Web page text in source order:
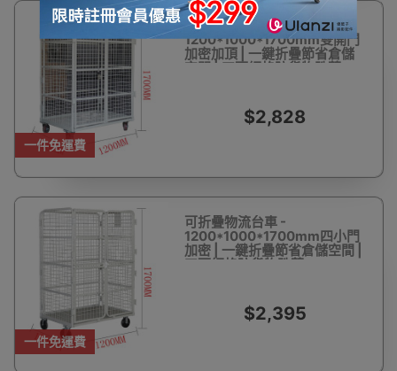
一件免運費
可折疊物流台車 -
1200*1000*1700mm雙開門
加密加頂 | 一鍵折疊節省倉儲
空間 | 四面網格防貨物跌落
$2,828
一件免運費
可折疊物流台車 -
1200*1000*1700mm四小門
加密 | 一鍵折疊節省倉儲空間 |
四面網格防貨物跌落
$2,395